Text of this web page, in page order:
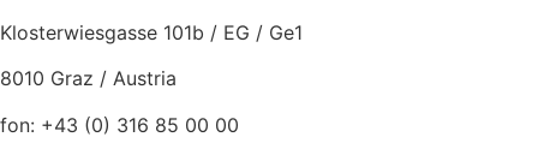
Klosterwiesgasse 101b / EG / Ge1
8010 Graz / Austria
fon: +43 (0) 316 85 00 00